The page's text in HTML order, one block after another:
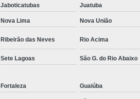
Detector de Fadiga para Motorista
Sensor de Fadiga e Distração
Sensor de Fadiga Vw
Camera Gravadora
Gravador de Video Veicular
Jaboticatubas Juatuba
Nova Lima Nova União
Ribeirão das Neves Rio Acima
Sete Lagoas São G. do Rio Abaixo
Fortaleza Guaiúba